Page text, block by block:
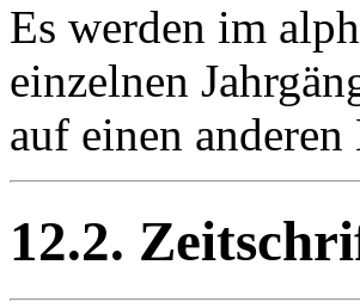
Es werden im
einzelnen
auf einen
12.2.